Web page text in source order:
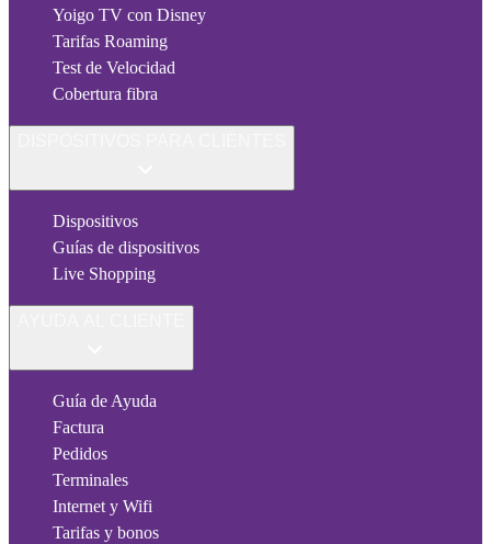
Yoigo TV con Disney
Tarifas Roaming
Test de Velocidad
Cobertura fibra
Dispositivos
Guías de dispositivos
Live Shopping
Guía de Ayuda
Factura
Pedidos
Terminales
Internet y Wifi
Tarifas y bonos